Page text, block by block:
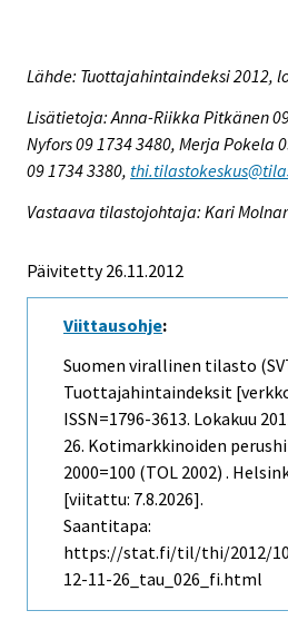
Lähde: Tuottajahintaindeksi 2012,
Lisätietoja: Anna-Riikka Pitkänen
Nyfors 09 1734 3480, Merja Pokela
09 1734 3380,
Vastaava tilastojohtaja: Kari Molnar
Päivitetty 26.11.2012
Viittausohje:
Suomen virallinen tilasto
Tuottajahintaindeksit
ISSN=1796-3613. Lokakuu
26. Kotimarkkinoiden
2000=100 (TOL 2002) .
[viitattu: 7.8.2026].
Saantitapa:
https://stat.fi/til/thi/2012/
12-11-26_tau_026_fi.html